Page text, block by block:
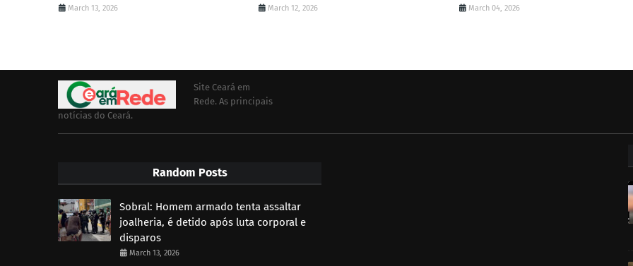
March 13, 2026 March 12, 2026 March 04, 2026
Site Ceará em
Rede. As principais
notícias do Ceará.
Random Posts
Sobral: Homem armado tenta assaltar
joalheria, é detido após luta corporal e
disparos
March 13, 2026